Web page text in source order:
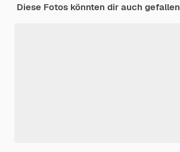
Diese Fotos könnten dir auch gefallen